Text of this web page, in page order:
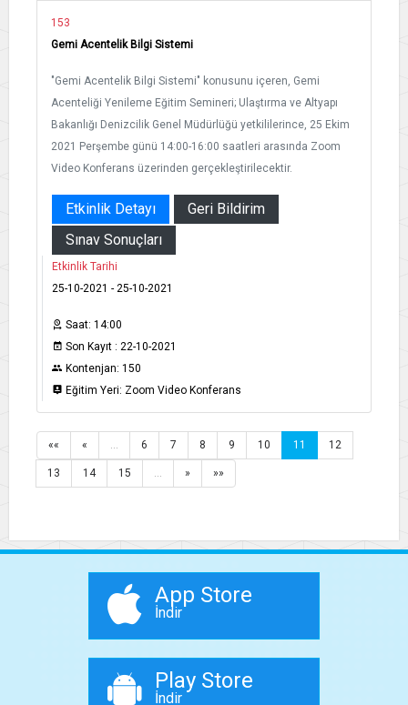
153
Gemi Acentelik Bilgi Sistemi
"Gemi Acentelik Bilgi Sistemi" konusunu içeren, Gemi
Acenteliği Yenileme Eğitim Semineri; Ulaştırma ve Altyapı
Bakanlığı Denizcilik Genel Müdürlüğü yetkililerince, 25 Ekim
2021 Perşembe günü 14:00-16:00 saatleri arasında Zoom
Video Konferans üzerinden gerçekleştirilecektir.
Etkinlik Detayı
Geri Bildirim
Sınav Sonuçları
Etkinlik Tarihi
25-10-2021 - 25-10-2021
Saat: 14:00
Son Kayıt : 22-10-2021
Kontenjan: 150
Eğitim Yeri: Zoom Video Konferans
«« « … 6 7 8 9 10 11 12
13 14 15 … » »»
App Store
İndir
Play Store
İndir